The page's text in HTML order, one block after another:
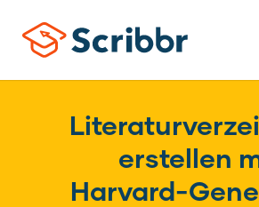
erstellen
Harvard-